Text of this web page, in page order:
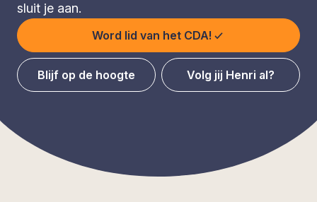
sluit je aan.
Word lid van het CDA!
Blijf op de hoogte Volg jij Henri al?